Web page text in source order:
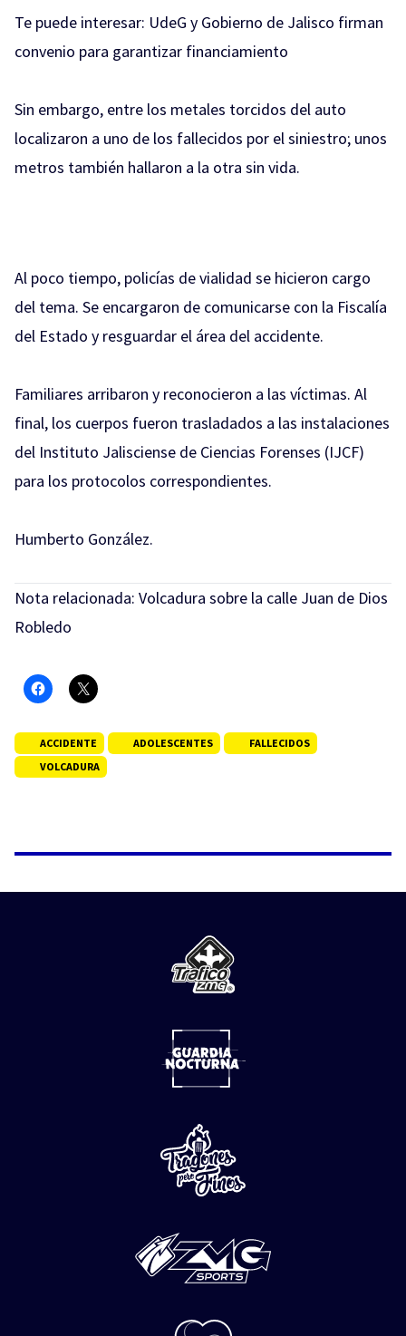
Te puede interesar: UdeG y Gobierno de Jalisco firman
convenio para garantizar financiamiento
Sin embargo, entre los metales torcidos del auto
localizaron a uno de los fallecidos por el siniestro; unos
metros también hallaron a la otra sin vida.
Al poco tiempo, policías de vialidad se hicieron cargo
del tema. Se encargaron de comunicarse con la Fiscalía
del Estado y resguardar el área del accidente.
Familiares arribaron y reconocieron a las víctimas. Al
final, los cuerpos fueron trasladados a las instalaciones
del Instituto Jalisciense de Ciencias Forenses (IJCF)
para los protocolos correspondientes.
Humberto González.
Nota relacionada: Volcadura sobre la calle Juan de Dios
Robledo
ACCIDENTE ADOLESCENTES
FALLECIDOS
VOLCADURA